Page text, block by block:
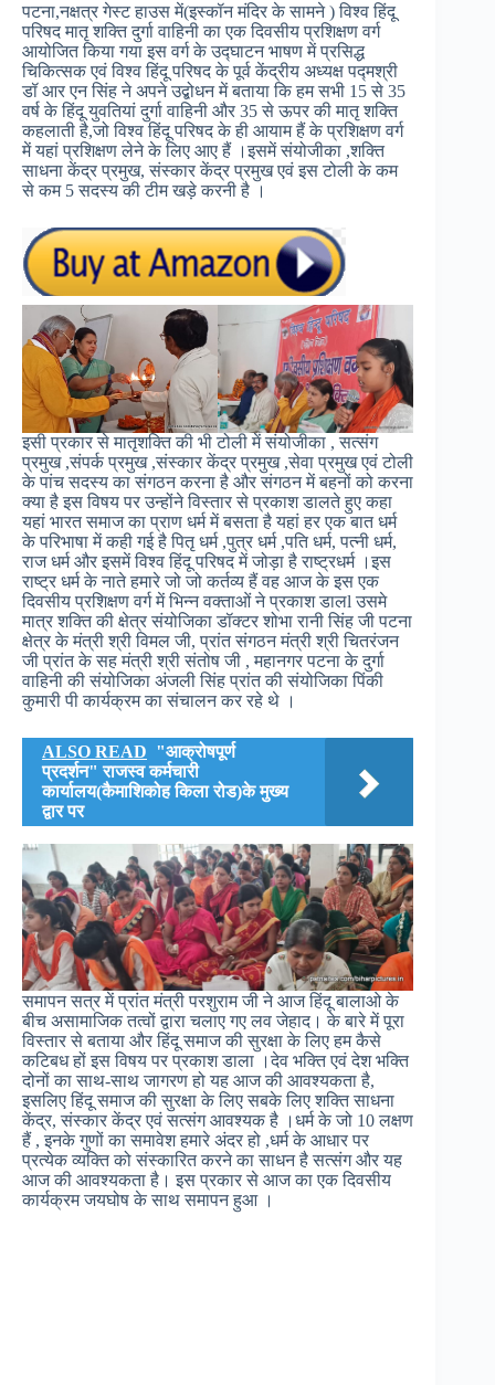
पटना,नक्षत्र गेस्ट हाउस में(इस्कॉन मंदिर के सामने ) विश्व हिंदू
परिषद मातृ शक्ति दुर्गा वाहिनी का एक दिवसीय प्रशिक्षण वर्ग
आयोजित किया गया इस वर्ग के उद्घाटन भाषण में प्रसिद्ध
चिकित्सक एवं विश्व हिंदू परिषद के पूर्व केंद्रीय अध्यक्ष पद्मश्री
डॉ आर एन सिंह ने अपने उद्बोधन में बताया कि हम सभी 15 से 35
वर्ष के हिंदू युवतियां दुर्गा वाहिनी और 35 से ऊपर की मातृ शक्ति
कहलाती है,जो विश्व हिंदू परिषद के ही आयाम हैं के प्रशिक्षण वर्ग
में यहां प्रशिक्षण लेने के लिए आए हैं ।इसमें संयोजीका ,शक्ति
साधना केंद्र प्रमुख, संस्कार केंद्र प्रमुख एवं इस टोली के कम
से कम 5 सदस्य की टीम खड़े करनी है ।
इसी प्रकार से मातृशक्ति की भी टोली में संयोजीका , सत्संग
प्रमुख ,संपर्क प्रमुख ,संस्कार केंद्र प्रमुख ,सेवा प्रमुख एवं टोली
के पांच सदस्य का संगठन करना है और संगठन में बहनों को करना
क्या है इस विषय पर उन्होंने विस्तार से प्रकाश डालते हुए कहा
यहां भारत समाज का प्राण धर्म में बसता है यहां हर एक बात धर्म
के परिभाषा में कही गई है पितृ धर्म ,पुत्र धर्म ,पति धर्म, पत्नी धर्म,
राज धर्म और इसमें विश्व हिंदू परिषद में जोड़ा है राष्ट्रधर्म ।इस
राष्ट्र धर्म के नाते हमारे जो जो कर्तव्य हैं वह आज के इस एक
दिवसीय प्रशिक्षण वर्ग में भिन्न वक्ताओं ने प्रकाश डालl उसमे
मात्र शक्ति की क्षेत्र संयोजिका डॉक्टर शोभा रानी सिंह जी पटना
क्षेत्र के मंत्री श्री विमल जी, प्रांत संगठन मंत्री श्री चितरंजन
जी प्रांत के सह मंत्री श्री संतोष जी , महानगर पटना के दुर्गा
वाहिनी की संयोजिका अंजली सिंह प्रांत की संयोजिका पिंकी
कुमारी पी कार्यक्रम का संचालन कर रहे थे ।
ALSO READ "आक्रोषपूर्ण
प्रदर्शन" राजस्व कर्मचारी
कार्यालय(कैमाशिकोह किला रोड)के मुख्य
द्वार पर
समापन सत्र में प्रांत मंत्री परशुराम जी ने आज हिंदू बालाओ के
बीच असामाजिक तत्वों द्वारा चलाए गए लव जेहाद। के बारे में पूरा
विस्तार से बताया और हिंदू समाज की सुरक्षा के लिए हम कैसे
कटिबध हों इस विषय पर प्रकाश डाला ।देव भक्ति एवं देश भक्ति
दोनों का साथ-साथ जागरण हो यह आज की आवश्यकता है,
इसलिए हिंदू समाज की सुरक्षा के लिए सबके लिए शक्ति साधना
केंद्र, संस्कार केंद्र एवं सत्संग आवश्यक है ।धर्म के जो 10 लक्षण
हैं , इनके गुणों का समावेश हमारे अंदर हो ,धर्म के आधार पर
प्रत्येक व्यक्ति को संस्कारित करने का साधन है सत्संग और यह
आज की आवश्यकता है। इस प्रकार से आज का एक दिवसीय
कार्यक्रम जयघोष के साथ समापन हुआ ।